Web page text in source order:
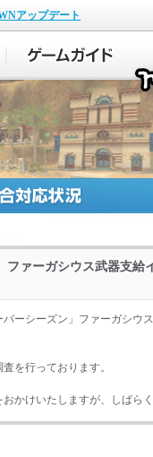
アップデート
ファーガシウス武器支給
バーシーズン」ファーガシウ
を行っております。
おかけいたしますが、しばら